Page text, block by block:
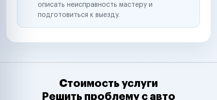
описать неисправность мастеру и
подготовиться к выезду.
Стоимость услуги
Решить проблему с авто